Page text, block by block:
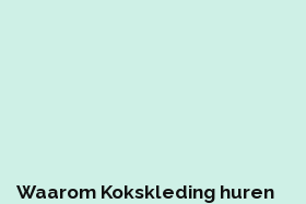
Waarom Kokskleding huren